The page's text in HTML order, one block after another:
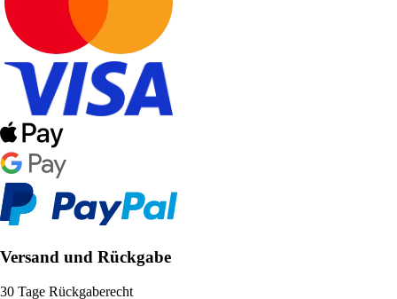
Versand und Rückgabe
30 Tage Rückgaberecht